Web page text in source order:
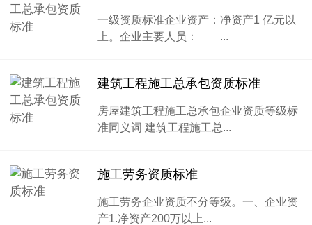
一级资质标准企业资产：净资产1 亿元以
上。企业主要人员： ...
建筑工程施工总承包资质标准
房屋建筑工程施工总承包企业资质等级标
准同义词 建筑工程施工总...
施工劳务资质标准
施工劳务企业资质不分等级。一、企业资
产1.净资产200万以上...